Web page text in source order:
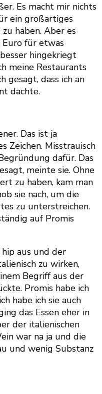
Es macht mir nichts
ein großartiges
haben. Aber es
Euro für etwas
hingekriegt
meine Restaurants
gesagt, dass ich an
dachte.
Das ist ja
Zeichen. Misstrauisch
dafür. Das
meinte sie. Ohne
zu haben, kam man
sie nach, um die
zu unterstreichen.
auf Promis
aus und der
zu wirken,
Begriff aus der
Promis habe ich
habe ich sie auch
das Essen eher in
der italienischen
war na ja und die
und wenig Substanz